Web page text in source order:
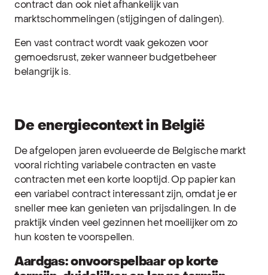
contract dan ook niet afhankelijk van
marktschommelingen (stijgingen of dalingen).
Een vast contract wordt vaak gekozen voor
gemoedsrust, zeker wanneer budgetbeheer
belangrijk is.
De energiecontext in België
De afgelopen jaren evolueerde de Belgische markt
vooral richting variabele contracten en vaste
contracten met een korte looptijd. Op papier kan
een variabel contract interessant zijn, omdat je er
sneller mee kan genieten van prijsdalingen. In de
praktijk vinden veel gezinnen het moeilijker om zo
hun kosten te voorspellen.
Aardgas: onvoorspelbaar op korte